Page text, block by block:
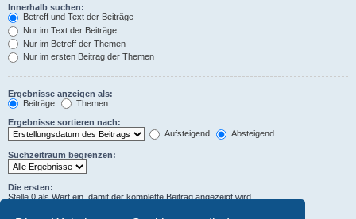
Innerhalb suchen:
Betreff und Text der Beiträge
Nur im Text der Beiträge
Nur im Betreff der Themen
Nur im ersten Beitrag der Themen
Ergebnisse anzeigen als:
Beiträge
Themen
Ergebnisse sortieren nach:
Aufsteigend
Absteigend
Suchzeitraum begrenzen:
Die ersten:
Stelle 0 als Wert ein, damit der komplette Beitrag angezeigt wird.